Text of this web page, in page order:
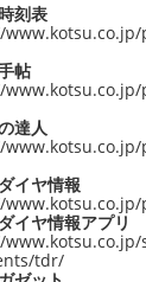
刻表
帖
達人
イヤ情報
イヤ情報アプリ
tdr/